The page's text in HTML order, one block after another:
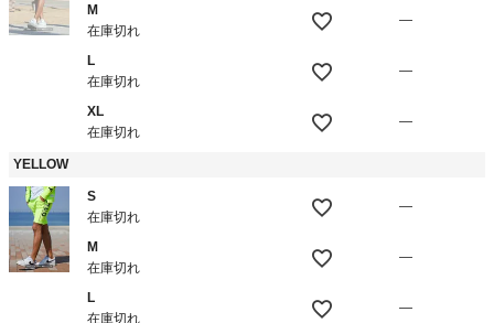
M
在庫切れ
—
L
在庫切れ
—
XL
在庫切れ
—
YELLOW
S
在庫切れ
—
M
在庫切れ
—
L
在庫切れ
—